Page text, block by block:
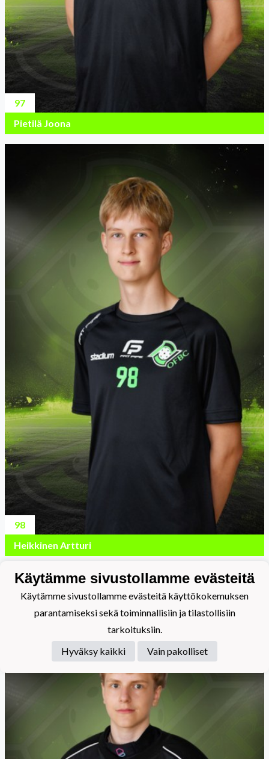
97
Pietilä Joona
98
Heikkinen Artturi
Maalivahti
Käytämme sivustollamme evästeitä
Käytämme sivustollamme evästeitä käyttökokemuksen
parantamiseksi sekä toiminnallisiin ja tilastollisiin
tarkoituksiin.
Hyväksy kaikki
Vain pakolliset